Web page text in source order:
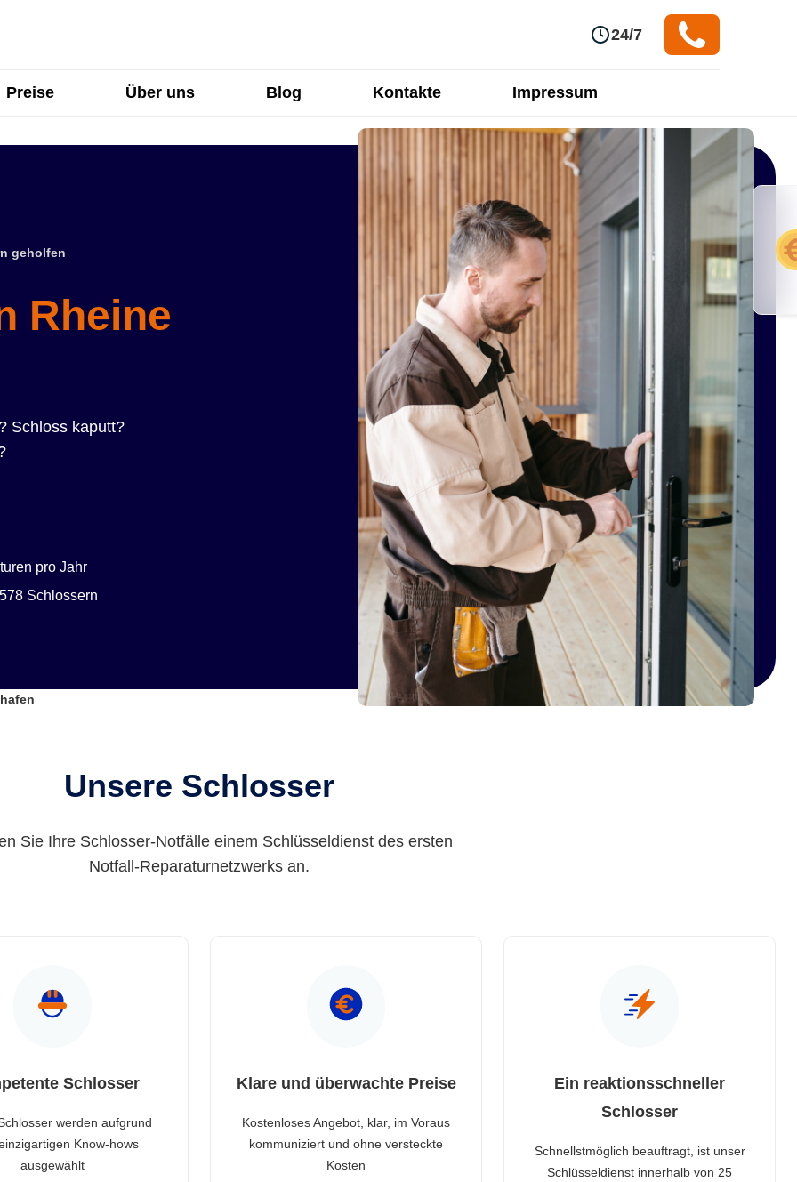
24/7
Preise Über uns Blog Kontakte Impressum
geholfen
Rheine
Schloss kaputt?
pro Jahr
Schlossern
Unsere Schlosser
Sie Ihre Schlosser-Notfälle einem Schlüsseldienst des ersten
Notfall-Reparaturnetzwerks an.
Schlosser
werden aufgrund
Know-hows
ausgewählt
Klare und überwachte Preise
Kostenloses Angebot, klar, im Voraus
kommuniziert und ohne versteckte
Kosten
Ein reaktionsschneller
Schlosser
Schnellstmöglich beauftragt, ist unser
Schlüsseldienst innerhalb von 25